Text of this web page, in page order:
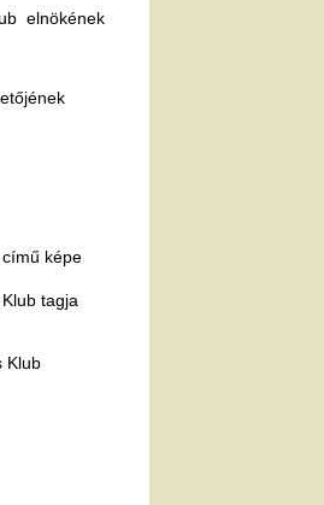
elnökének
képe
tagja
Klub